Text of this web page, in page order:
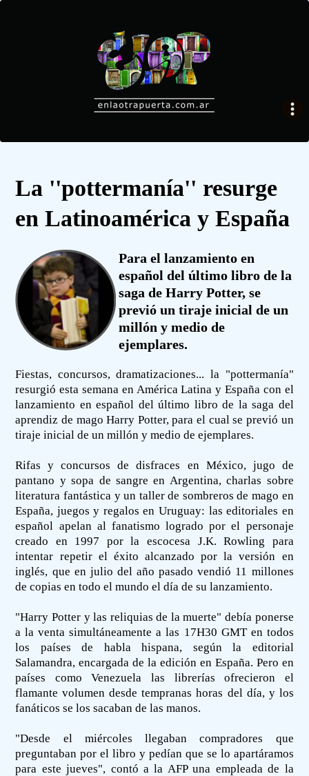
La ''pottermanía'' resurge
en Latinoamérica y España
Para el lanzamiento en
español del último libro de la
saga de Harry Potter, se
previó un tiraje inicial de un
millón y medio de
ejemplares.
Fiestas, concursos, dramatizaciones... la "pottermanía"
resurgió esta semana en América Latina y España con el
lanzamiento en español del último libro de la saga del
aprendiz de mago Harry Potter, para el cual se previó un
tiraje inicial de un millón y medio de ejemplares.
Rifas y concursos de disfraces en México, jugo de
pantano y sopa de sangre en Argentina, charlas sobre
literatura fantástica y un taller de sombreros de mago en
España, juegos y regalos en Uruguay: las editoriales en
español apelan al fanatismo logrado por el personaje
creado en 1997 por la escocesa J.K. Rowling para
intentar repetir el éxito alcanzado por la versión en
inglés, que en julio del año pasado vendió 11 millones
de copias en todo el mundo el día de su lanzamiento.
"Harry Potter y las reliquias de la muerte" debía ponerse
a la venta simultáneamente a las 17H30 GMT en todos
los países de habla hispana, según la editorial
Salamandra, encargada de la edición en España. Pero en
países como Venezuela las librerías ofrecieron el
flamante volumen desde tempranas horas del día, y los
fanáticos se los sacaban de las manos.
"Desde el miércoles llegaban compradores que
preguntaban por el libro y pedían que se lo apartáramos
para este jueves", contó a la AFP una empleada de la